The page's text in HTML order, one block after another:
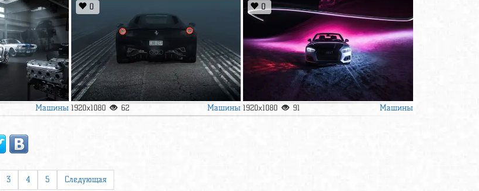
Машины
0
1920x1080 62 Машины
0
1920x1080 91
Машины
3 4 5 Следующая